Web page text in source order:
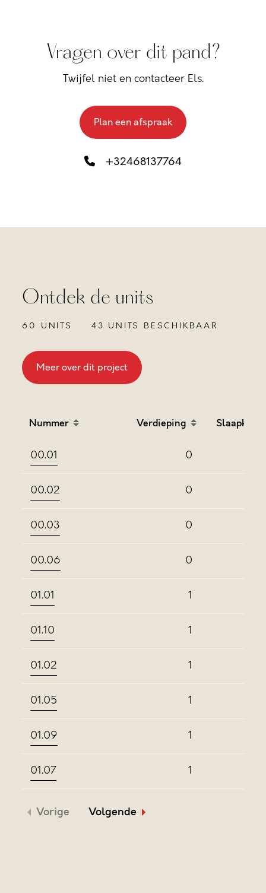
Vragen over dit pand?
Twijfel niet en contacteer Els.
Plan een afspraak
+32468137764
Ontdek de units
60 UNITS 43 UNITS BESCHIKBAAR
Meer over dit project
Nummer
Sort table by Nummer in descending order
Verdieping
Sort table by
00.01 0
00.02 0
00.03 0
00.06 0
01.01 1
01.10 1
01.02 1
01.05 1
01.09 1
01.07 1
Vorige Volgende